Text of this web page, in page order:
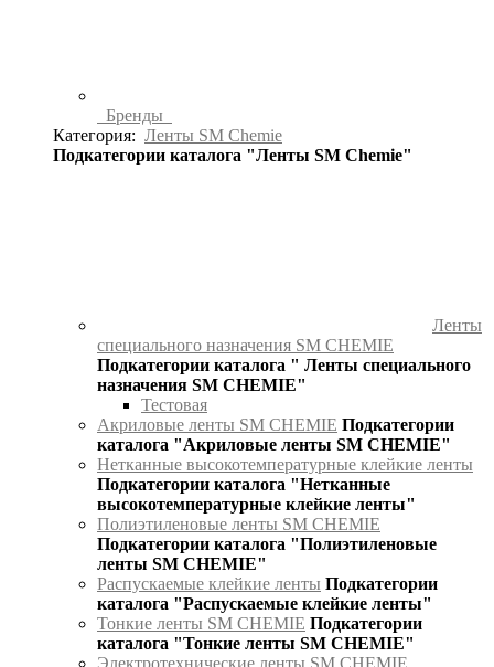
Бренды
Категория: Ленты SM Chemie
Подкатегории каталога "Ленты SM Chemie"
Ленты
специального назначения SM CHEMIE
Подкатегории каталога " Ленты специального
назначения SM CHEMIE"
Тестовая
Акриловые ленты SM CHEMIE Подкатегории
каталога "Акриловые ленты SM CHEMIE"
Нетканные высокотемпературные клейкие ленты
Подкатегории каталога "Нетканные
высокотемпературные клейкие ленты"
Полиэтиленовые ленты SM CHEMIE
Подкатегории каталога "Полиэтиленовые
ленты SM CHEMIE"
Распускаемые клейкие ленты Подкатегории
каталога "Распускаемые клейкие ленты"
Тонкие ленты SM CHEMIE Подкатегории
каталога "Тонкие ленты SM CHEMIE"
Электротехнические ленты SM CHEMIE